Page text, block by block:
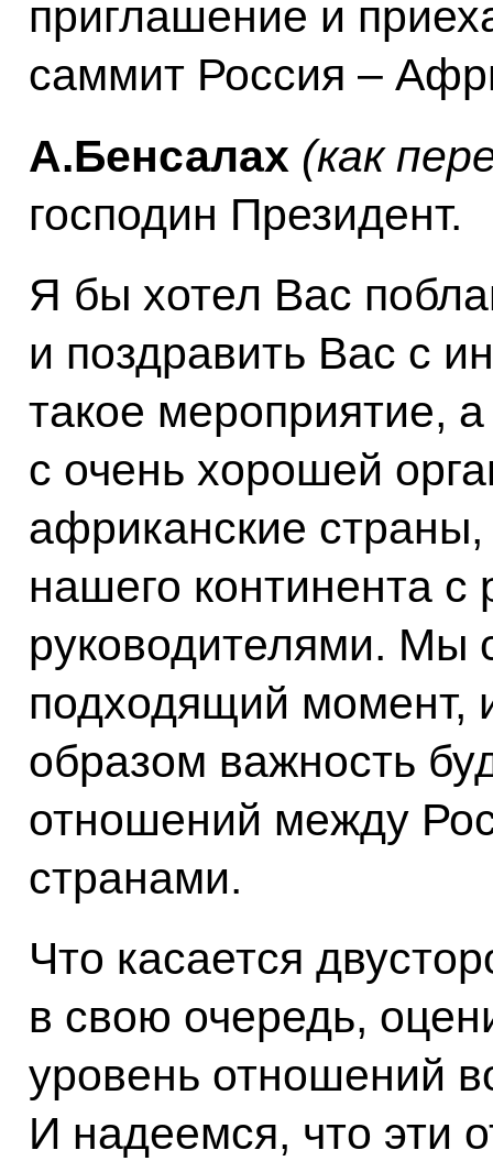
приглашение и
саммит Россия –
А.Бенсалах (как
господин Президент.
Я бы хотел Вас
и поздравить Вас с
такое мероприятие,
с очень хорошей
африканские
нашего континента с
руководителями. Мы
подходящий момент,
образом важность
отношений между
странами.
Что касается
в свою очередь,
уровень отношений
И надеемся, что эти